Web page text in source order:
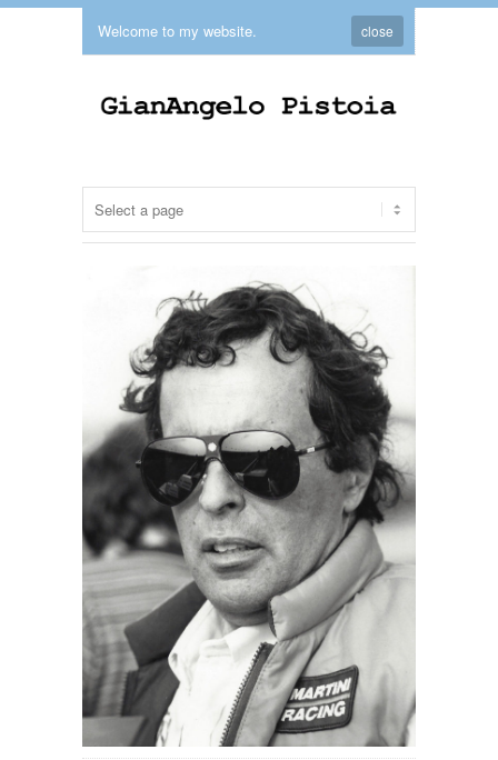
Welcome to my website. close